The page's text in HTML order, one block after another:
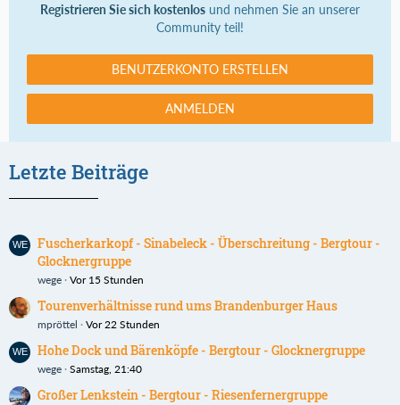
Registrieren Sie sich kostenlos und nehmen Sie an unserer
Community teil!
BENUTZERKONTO ERSTELLEN
ANMELDEN
Letzte Beiträge
Fuscherkarkopf - Sinabeleck - Überschreitung - Bergtour -
Glocknergruppe
wege Vor 15 Stunden
Tourenverhältnisse rund ums Brandenburger Haus
mpröttel Vor 22 Stunden
Hohe Dock und Bärenköpfe - Bergtour - Glocknergruppe
wege Samstag, 21:40
Großer Lenkstein - Bergtour - Riesenfernergruppe